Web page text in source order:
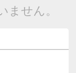
せん。